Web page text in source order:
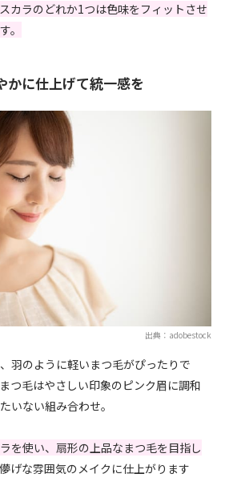
カラのどれか1つは色味をフィットさせ
。
かに仕上げて統一感を
出典：adobestock
羽のように軽いまつ毛がぴったりで
つ毛はやさしい印象のピンク眉に調和
いない組み合わせ。
を使い、扇形の上品なまつ毛を目指し
げな雰囲気のメイクに仕上がります